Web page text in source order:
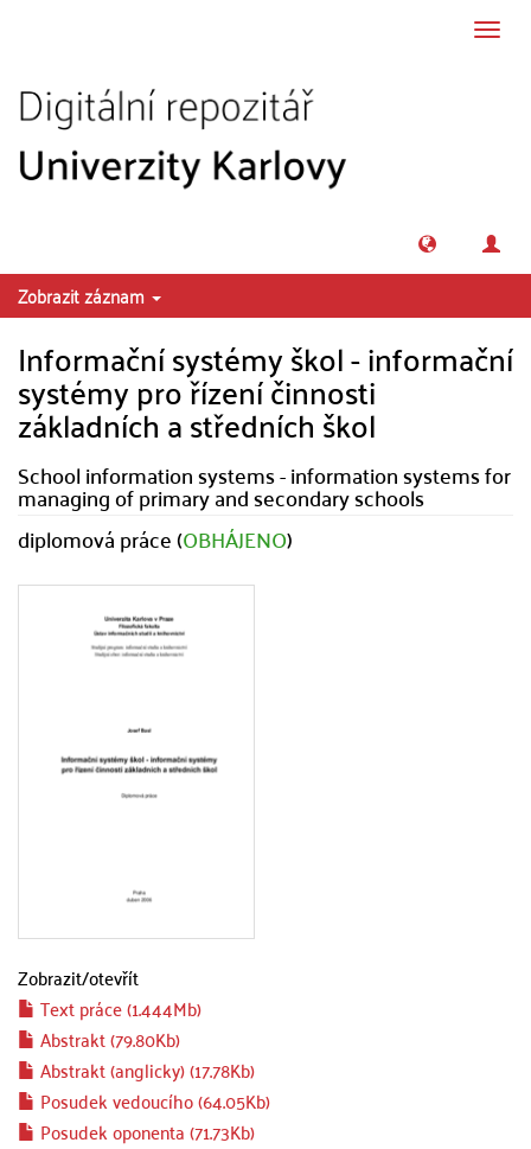
Zobrazit záznam
Informační systémy škol - informační
systémy pro řízení činnosti
základních a středních škol
School information systems - information systems for
managing of primary and secondary schools
diplomová práce (OBHÁJENO)
Zobrazit/otevřít
Text práce (1.444Mb)
Abstrakt (79.80Kb)
Abstrakt (anglicky) (17.78Kb)
Posudek vedoucího (64.05Kb)
Posudek oponenta (71.73Kb)